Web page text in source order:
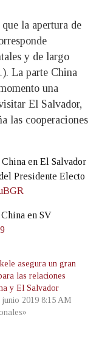
la apertura de
y de largo
La parte China
una
El Salvador,
las cooperaciones
en El Salvador
Presidente Electo
en SV
asegura un gran
las relaciones
y El Salvador
junio 2019 8:15 AM